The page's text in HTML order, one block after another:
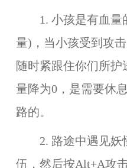
1. 小孩是有血量
量)，当小孩受到攻
随时紧跟住你们所护
量降为0，是需要休
路的。
2. 路途中遇见妖
伍，然后按Alt+A攻击